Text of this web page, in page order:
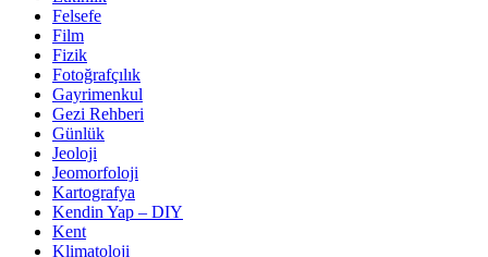
Felsefe
Film
Fizik
Fotoğrafçılık
Gayrimenkul
Gezi Rehberi
Günlük
Jeoloji
Jeomorfoloji
Kartografya
Kendin Yap – DIY
Kent
Klimatoloji